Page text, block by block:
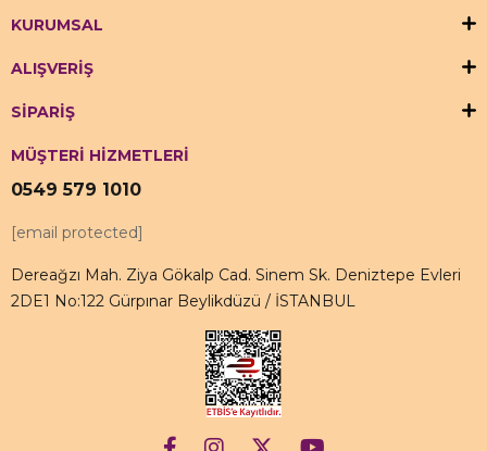
KURUMSAL
ALIŞVERİŞ
SİPARİŞ
MÜŞTERİ HİZMETLERİ
0549 579 1010
[email protected]
Dereağzı Mah. Ziya Gökalp Cad. Sinem Sk. Deniztepe Evleri
2DE1 No:122 Gürpınar Beylikdüzü / İSTANBUL